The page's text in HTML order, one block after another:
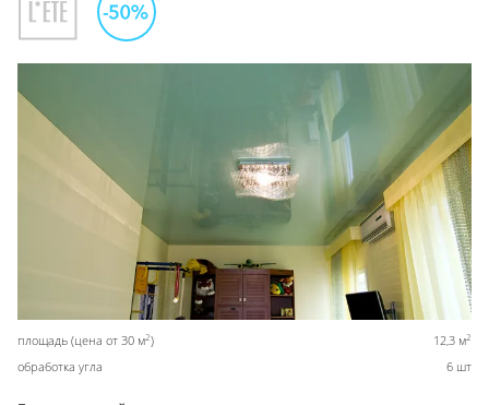
площадь (цена от 30 м2) 12,3 м2
обработка угла 6 шт